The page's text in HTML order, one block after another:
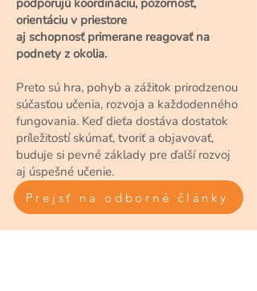
podporujú koordináciu, pozornosť,
orientáciu v priestore
aj schopnosť primerane reagovať na
podnety z okolia.
Preto sú hra, pohyb a zážitok prirodzenou
súčasťou učenia, rozvoja a každodenného
fungovania. Keď dieťa dostáva dostatok
príležitostí skúmať, tvoriť a objavovať,
buduje si pevné základy pre ďalší rozvoj
aj úspešné učenie.
Prejsť na odborné články